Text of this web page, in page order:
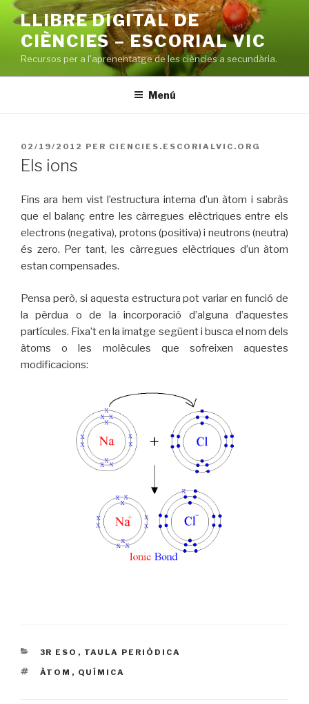
Vés
contingut
LLIBRE DIGITAL DE
CIÈNCIES – ESCORIAL VIC
Recursos per a l'aprenentatge de les ciències a secundària.
Menú
PUBLICAT
A
02/19/2012 PER CIENCIES.ESCORIALVIC.ORG
Els ions
Fins ara hem vist l’estructura interna d’un àtom i sabràs
que el balanç entre les càrregues elèctriques entre els
electrons (negativa), protons (positiva) i neutrons (neutra)
és zero. Per tant, les càrregues elèctriques d’un àtom
estan compensades.
Pensa però, si aquesta estructura pot variar en funció de
la pèrdua o de la incorporació d’alguna d’aquestes
partícules. Fixa’t en la imatge següent i busca el nom dels
àtoms o les molècules que sofreixen aquestes
modificacions:
CATEGORIES
3R ESO , TAULA PERIÒDICA
ETIQUETES
ÀTOM , QUÍMICA